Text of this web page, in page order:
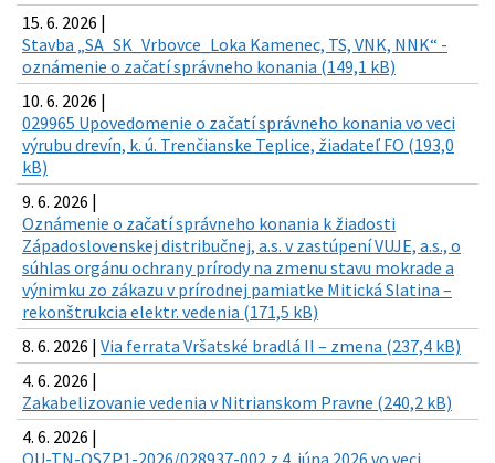
15. 6. 2026 |
Stavba „SA_SK_Vrbovce_Loka Kamenec, TS, VNK, NNK“ -
oznámenie o začatí správneho konania (149,1 kB)
10. 6. 2026 |
029965 Upovedomenie o začatí správneho konania vo veci
výrubu drevín, k. ú. Trenčianske Teplice, žiadateľ FO (193,0
kB)
9. 6. 2026 |
Oznámenie o začatí správneho konania k žiadosti
Západoslovenskej distribučnej, a.s. v zastúpení VUJE, a.s., o
súhlas orgánu ochrany prírody na zmenu stavu mokrade a
výnimku zo zákazu v prírodnej pamiatke Mitická Slatina –
rekonštrukcia elektr. vedenia (171,5 kB)
8. 6. 2026 | Via ferrata Vršatské bradlá II – zmena (237,4 kB)
4. 6. 2026 |
Zakabelizovanie vedenia v Nitrianskom Pravne (240,2 kB)
4. 6. 2026 |
OU-TN-OSZP1-2026/028937-002 z 4. júna 2026 vo veci